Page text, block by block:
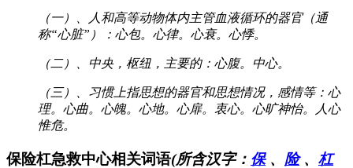
（一）、人和高等动物体内主管血液循环的器官（通
称“心脏”）：心包。心律。心衰。心悸。
（二）、中央，枢纽，主要的：心腹。中心。
（三）、习惯上指思想的器官和思想情况，感情等：心
理。心曲。心魄。心地。心扉。衷心。心旷神怡。人心
惟危。
保险杠急救中心相关词语(所含汉字： 保、 险、 杠